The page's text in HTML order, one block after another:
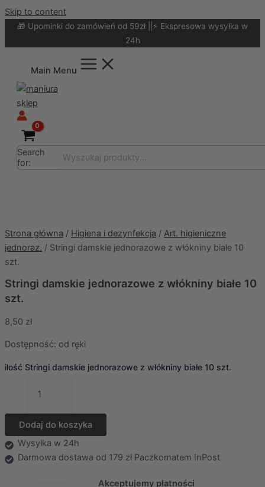
Skip to content
🎁 Upominki do zamówień od 59zł ||⚡ Ekspresowa wysyłka w
24h
Main Menu
Search
for:
Strona główna / Higiena i dezynfekcja / Art. higieniczne
jednoraz. / Stringi damskie jednorazowe z włókniny białe 10
szt.
Stringi damskie jednorazowe z włókniny białe 10
szt.
8,50 zł
Dostępność: od ręki
ilość Stringi damskie jednorazowe z włókniny białe 10 szt.
Dodaj do koszyka
Wysyłka w 24h
Darmowa dostawa od 179 zł Paczkomatem InPost
Akceptujemy płatności